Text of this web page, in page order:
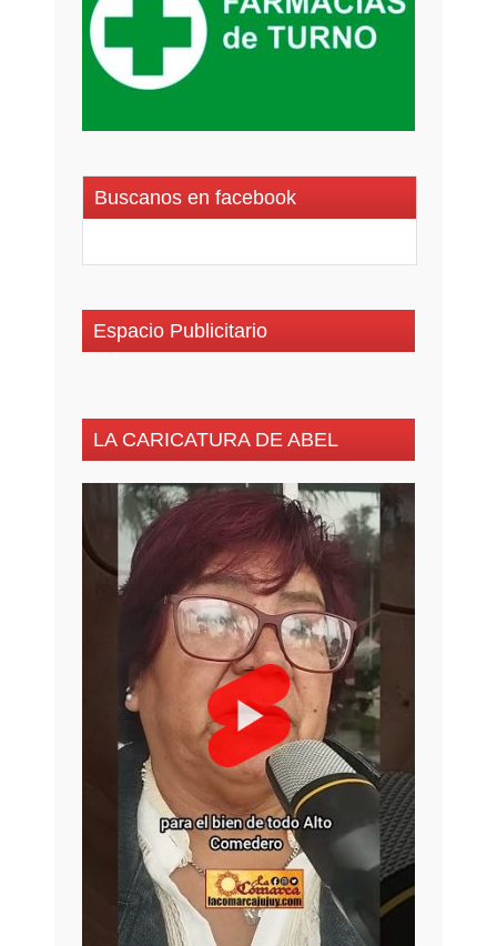
Buscanos en facebook
Espacio Publicitario
LA CARICATURA DE ABEL